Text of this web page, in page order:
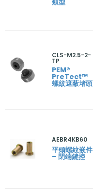
CLS-M2.5-2-
TP
PEM®
PreTect™
螺紋遮蔽堵頭
AEBR4KB60
平頭螺紋嵌件
– 閉端鍵控